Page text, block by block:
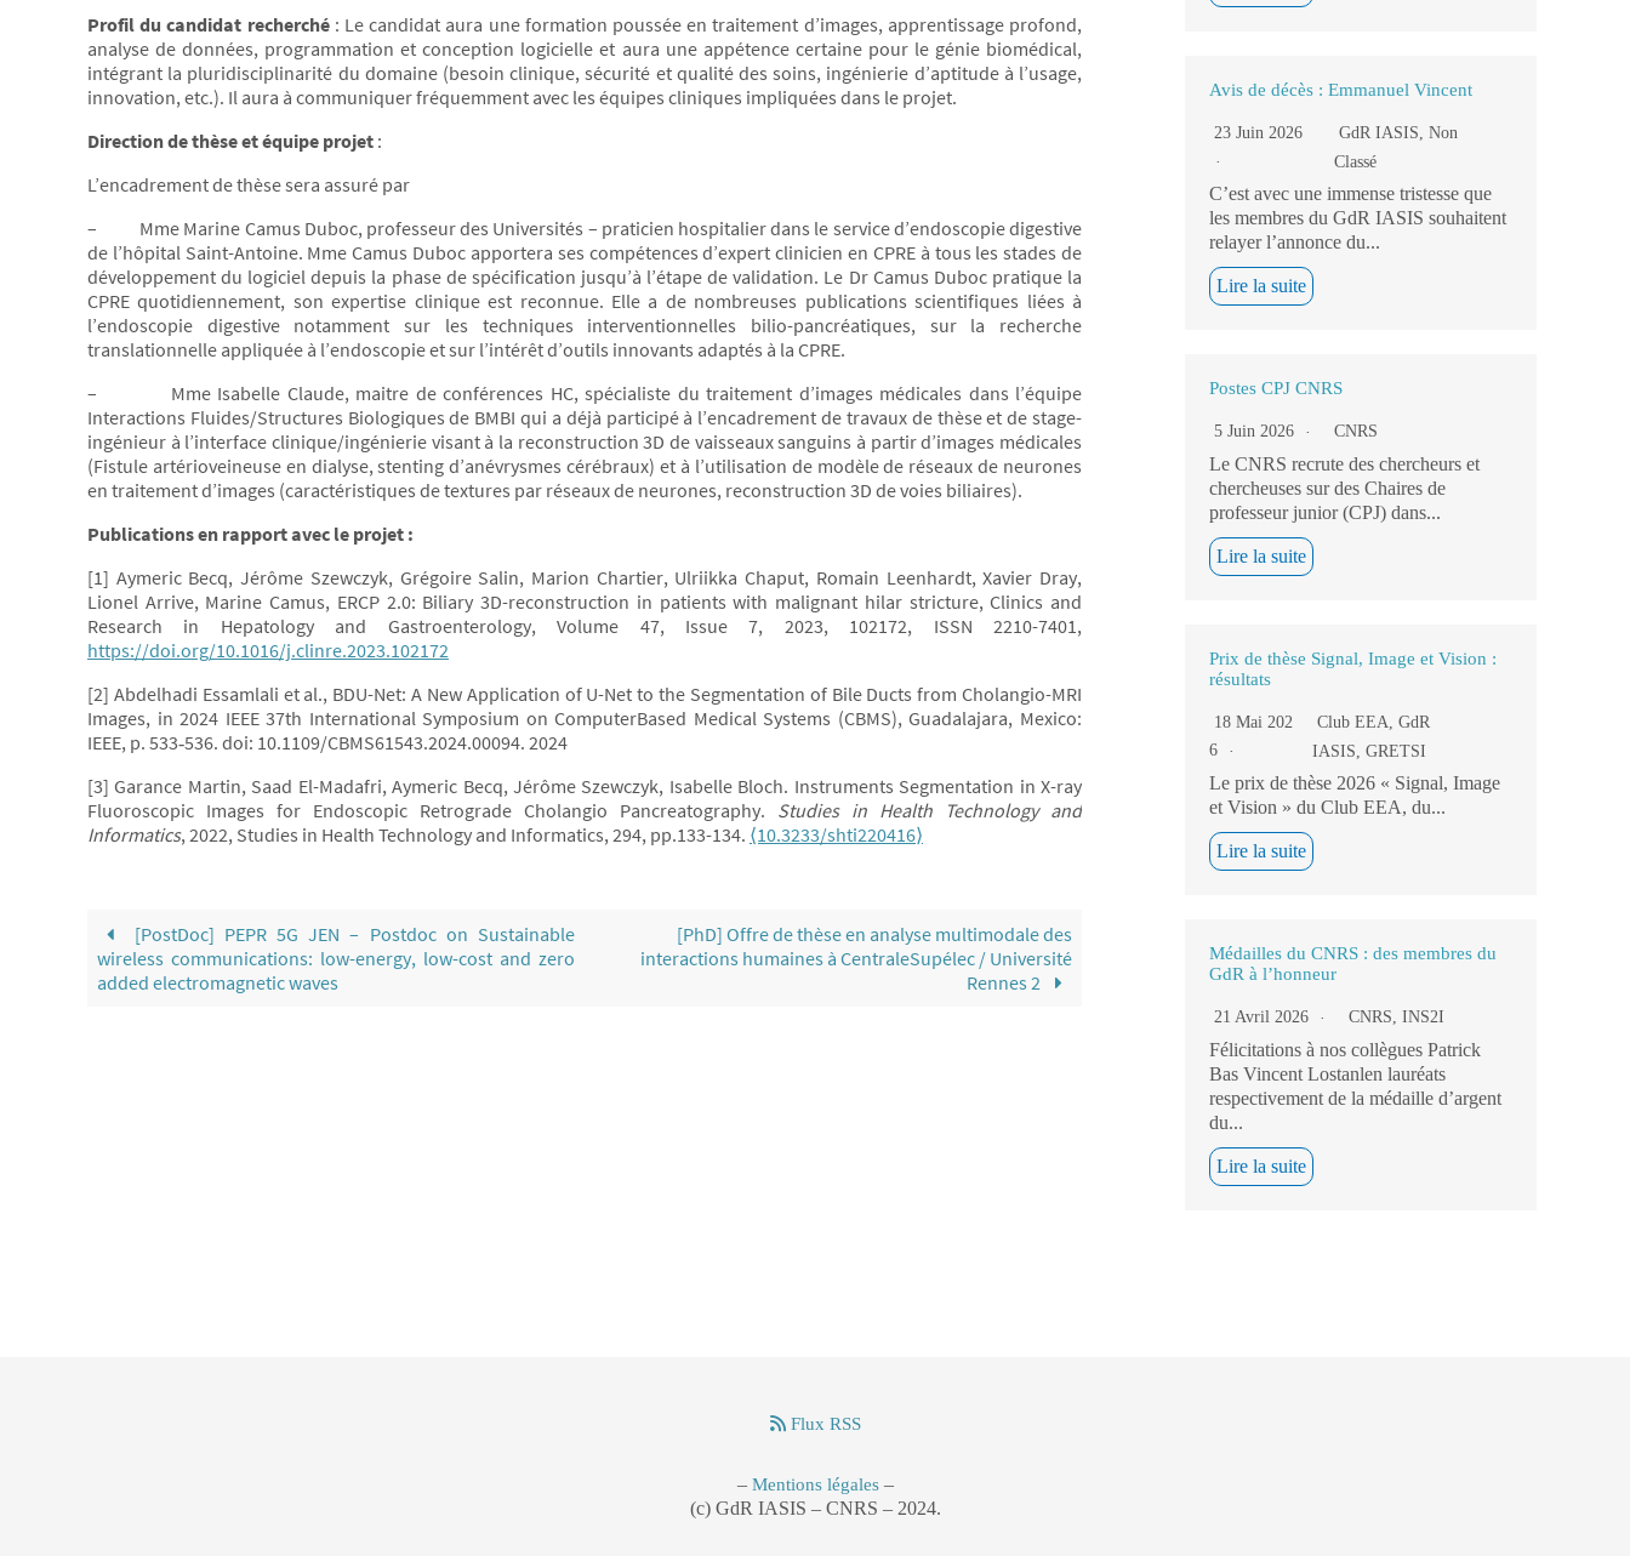
Profil du candidat recherché: Le candidat aura une formation poussée en traitement d’images, apprentissage profond,
analyse de données, programmation et conception logicielle et aura une appétence certaine pour le génie biomédical,
intégrant la pluridisciplinarité du domaine (besoin clinique, sécurité et qualité des soins, ingénierie d’aptitude à l’usage,
innovation, etc.). Il aura à communiquer fréquemment avec les équipes cliniques impliquées dans le projet.
Direction de thèse et équipe projet :
L’encadrement de thèse sera assuré par
– Mme Marine Camus Duboc, professeur des Universités – praticien hospitalier dans le service d’endoscopie digestive
de l’hôpital Saint-Antoine. Mme Camus Duboc apportera ses compétences d’expert clinicien en CPRE à tous les stades de
développement du logiciel depuis la phase de spécification jusqu’à l’étape de validation. Le Dr Camus Duboc pratique la
CPRE quotidiennement, son expertise clinique est reconnue. Elle a de nombreuses publications scientifiques liées à
l’endoscopie digestive notamment sur les techniques interventionnelles bilio-pancréatiques, sur la recherche
translationnelle appliquée à l’endoscopie et sur l’intérêt d’outils innovants adaptés à la CPRE.
– Mme Isabelle Claude, maitre de conférences HC, spécialiste du traitement d’images médicales dans l’équipe
Interactions Fluides/Structures Biologiques de BMBI qui a déjà participé à l’encadrement de travaux de thèse et de stage-
ingénieur à l’interface clinique/ingénierie visant à la reconstruction 3D de vaisseaux sanguins à partir d’images médicales
(Fistule artérioveineuse en dialyse, stenting d’anévrysmes cérébraux) et à l’utilisation de modèle de réseaux de neurones
en traitement d’images (caractéristiques de textures par réseaux de neurones, reconstruction 3D de voies biliaires).
Publications en rapport avec le projet :
[1] Aymeric Becq, Jérôme Szewczyk, Grégoire Salin, Marion Chartier, Ulriikka Chaput, Romain Leenhardt, Xavier Dray,
Lionel Arrive, Marine Camus, ERCP 2.0: Biliary 3D-reconstruction in patients with malignant hilar stricture, Clinics and
Research in Hepatology and Gastroenterology, Volume 47, Issue 7, 2023, 102172, ISSN 2210-7401,
https://doi.org/10.1016/j.clinre.2023.102172
[2] Abdelhadi Essamlali et al., BDU-Net: A New Application of U-Net to the Segmentation of Bile Ducts from Cholangio-MRI
Images, in 2024 IEEE 37th International Symposium on ComputerBased Medical Systems (CBMS), Guadalajara, Mexico:
IEEE, p. 533‑536. doi: 10.1109/CBMS61543.2024.00094. 2024
[3] Garance Martin, Saad El-Madafri, Aymeric Becq, Jérôme Szewczyk, Isabelle Bloch. Instruments Segmentation in X-ray
Fluoroscopic Images for Endoscopic Retrograde Cholangio Pancreatography. Studies in Health Technology and
Informatics, 2022, Studies in Health Technology and Informatics, 294, pp.133-134. ⟨10.3233/shti220416⟩
[PostDoc] PEPR 5G JEN – Postdoc on Sustainable
wireless communications: low-energy, low-cost and zero
added electromagnetic waves
[PhD] Offre de thèse en analyse multimodale des
interactions humaines à CentraleSupélec / Université
Rennes 2
Avis de décès : Emmanuel Vincent
23 Juin 2026 GdR IASIS,Non
Classé
C’est avec une immense tristesse que
les membres du GdR IASIS souhaitent
relayer l’annonce du...
Lire la suite
Postes CPJ CNRS
5 Juin 2026 CNRS
Le CNRS recrute des chercheurs et
chercheuses sur des Chaires de
professeur junior (CPJ) dans...
Lire la suite
Prix de thèse Signal, Image et Vision :
résultats
18 Mai 202
6
Club EEA,GdR
IASIS,GRETSI
Le prix de thèse 2026 « Signal, Image
et Vision » du Club EEA, du...
Lire la suite
Médailles du CNRS : des membres du
GdR à l’honneur
21 Avril 2026 CNRS, INS2I
Félicitations à nos collègues Patrick
Bas Vincent Lostanlen lauréats
respectivement de la médaille d’argent
du...
Lire la suite
Flux RSS
– Mentions légales–
(c) GdR IASIS – CNRS – 2024.